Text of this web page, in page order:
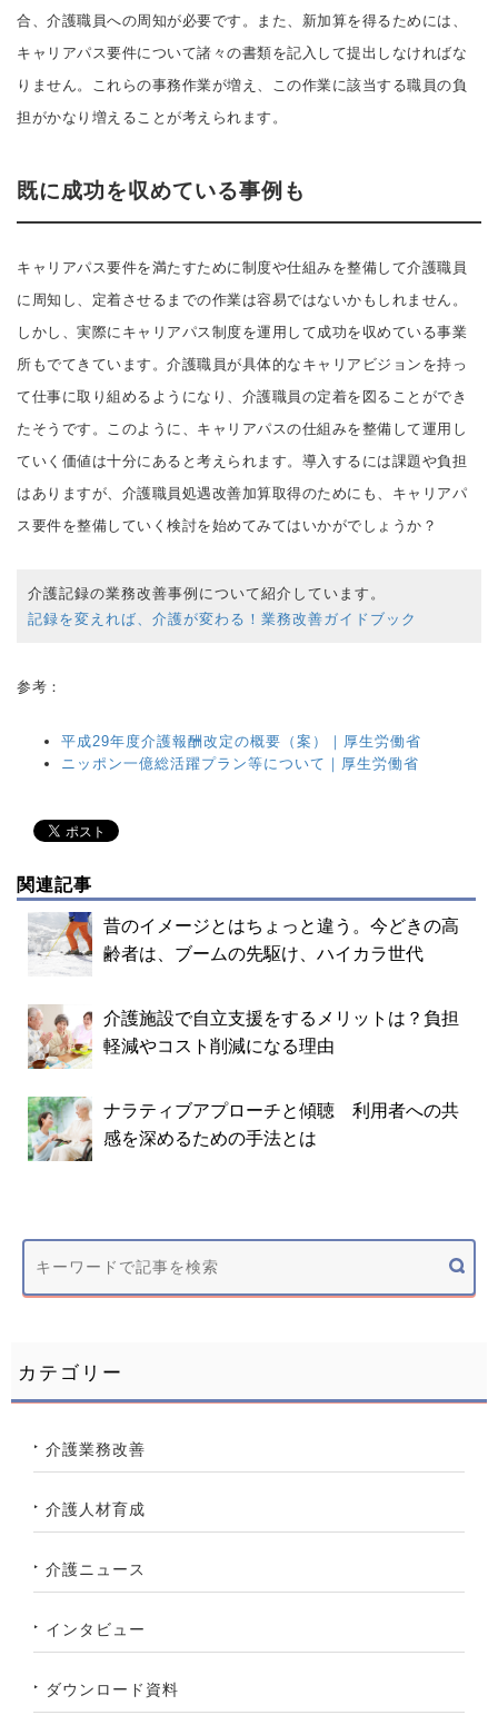
合、介護職員への周知が必要です。また、新加算を得るためには、
キャリアパス要件について諸々の書類を記入して提出しなければな
りません。これらの事務作業が増え、この作業に該当する職員の負
担がかなり増えることが考えられます。
既に成功を収めている事例も
キャリアパス要件を満たすために制度や仕組みを整備して介護職員
に周知し、定着させるまでの作業は容易ではないかもしれません。
しかし、実際にキャリアパス制度を運用して成功を収めている事業
所もでてきています。介護職員が具体的なキャリアビジョンを持っ
て仕事に取り組めるようになり、介護職員の定着を図ることができ
たそうです。このように、キャリアパスの仕組みを整備して運用し
ていく価値は十分にあると考えられます。導入するには課題や負担
はありますが、介護職員処遇改善加算取得のためにも、キャリアパ
ス要件を整備していく検討を始めてみてはいかがでしょうか？
介護記録の業務改善事例について紹介しています。
記録を変えれば、介護が変わる！業務改善ガイドブック
参考：
平成29年度介護報酬改定の概要（案）｜厚生労働省
ニッポン一億総活躍プラン等について｜厚生労働省
関連記事
昔のイメージとはちょっと違う。今どきの高
齢者は、ブームの先駆け、ハイカラ世代
介護施設で自立支援をするメリットは？負担
軽減やコスト削減になる理由
ナラティブアプローチと傾聴 利用者への共
感を深めるための手法とは
カテゴリー
介護業務改善
介護人材育成
介護ニュース
インタビュー
ダウンロード資料